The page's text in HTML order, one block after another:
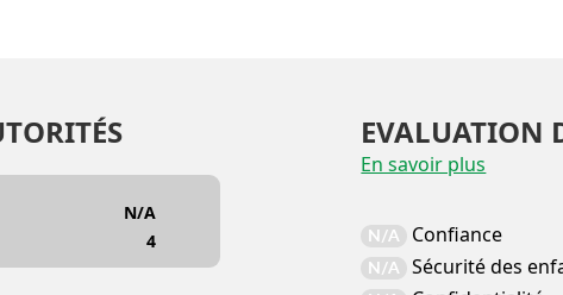
N/A
4
EVALUATION
En savoir plus
N/A Confiance
N/A Sécurité des